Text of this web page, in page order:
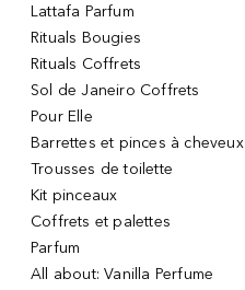
Lattafa Parfum
Rituals Bougies
Rituals Coffrets
Sol de Janeiro Coffrets
Pour Elle
Barrettes et pinces à cheveux
Trousses de toilette
Kit pinceaux
Coffrets et palettes
Parfum
All about: Vanilla Perfume